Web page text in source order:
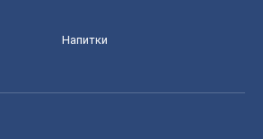
Напитки